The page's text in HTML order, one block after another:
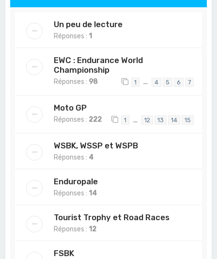
Un peu de lecture
Réponses : 1
EWC : Endurance World
Championship
Réponses : 98 1 … 4 5 6 7
Moto GP
Réponses : 222 1 … 12 13 14 15
WSBK, WSSP et WSPB
Réponses : 4
Enduropale
Réponses : 14
Tourist Trophy et Road Races
Réponses : 12
FSBK